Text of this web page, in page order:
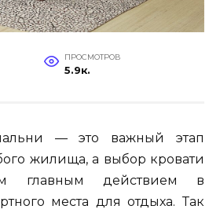
ПРОСМОТРОВ
5.9к.
— это важный этап
жилища, а выбор кровати
главным действием в
места для отдыха. Так